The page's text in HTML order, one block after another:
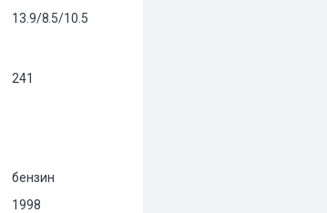
13.9/8.5/10.5
241
бензин
1998